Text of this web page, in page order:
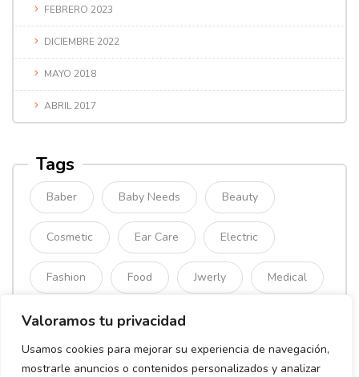
Valoramos tu privacidad
Usamos cookies para mejorar su experiencia de navegación,
mostrarle anuncios o contenidos personalizados y analizar
FEBRERO 2023
DICIEMBRE 2022
MAYO 2018
ABRIL 2017
Tags
Baber Baby Needs Beauty
Cosmetic Ear Care Electric
Fashion Food Jwerly Medical
Mimimal Organic
Sport